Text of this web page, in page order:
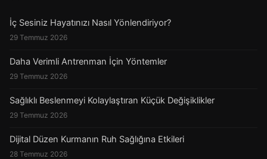
İç Sesiniz Hayatınızı Nasıl Yönlendiriyor?
29 Temmuz 2026
Daha Verimli Antrenman İçin Yöntemler
29 Temmuz 2026
Sağlıklı Beslenmeyi Kolaylaştıran Küçük Değişiklikler
29 Temmuz 2026
Dijital Düzen Kurmanın Ruh Sağlığına Etkileri
28 Temmuz 2026